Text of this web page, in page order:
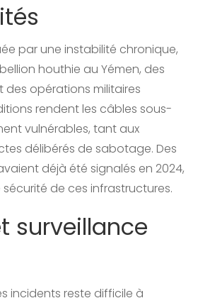
par une instabilité chronique,
houthie au Yémen, des
des opérations militaires
rendent les câbles sous-
vulnérables, tant aux
délibérés de sabotage. Des
déjà été signalés en 2024,
de ces infrastructures.
surveillance
incidents reste difficile à